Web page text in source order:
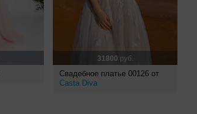
31800 руб.
Свадебное платье 00126 от
Casta Diva